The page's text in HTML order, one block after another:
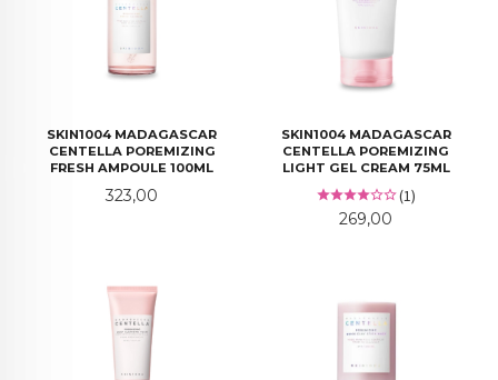
SKIN1004 MADAGASCAR
CENTELLA POREMIZING
FRESH AMPOULE 100ML
Pris
323,00
SKIN1004 MADAGASCAR
CENTELLA POREMIZING
LIGHT GEL CREAM 75ML
(1)
Pris
269,00